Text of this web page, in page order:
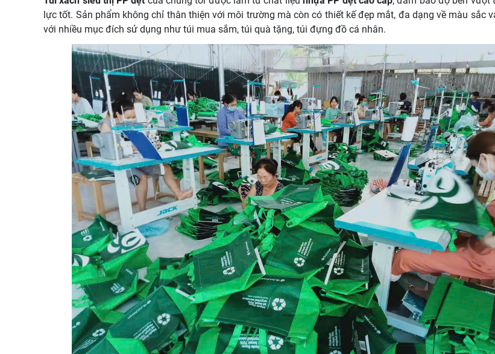
lực tốt. Sản phẩm không chỉ thân thiện với môi trường mà còn có thiết kế đẹp mắt, đa dạng về màu sắc
với nhiều mục đích sử dụng như túi mua sắm, túi quà tặng, túi đựng đồ cá nhân.